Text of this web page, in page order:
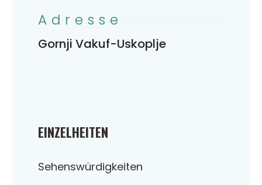
EINZELHEITEN
Sehenswürdigkeiten
Adresse
Gornji Vakuf-Uskoplje